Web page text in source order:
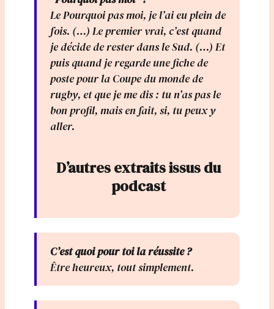
LePourquoi pas moi, je l’ai eu plein de
fois. (…) Le premier vrai, c’est quand
je décide de rester dans le Sud. (…) Et
puis quand je regarde une fiche de
poste pour la Coupe du monde de
rugby, et que je me dis : tu n’as pas le
bon profil, mais en fait, si, tu peux y
aller.
D’autres extraits issus du
podcast
C’est quoi pour toi la réussite ?
Être heureux, tout simplement.